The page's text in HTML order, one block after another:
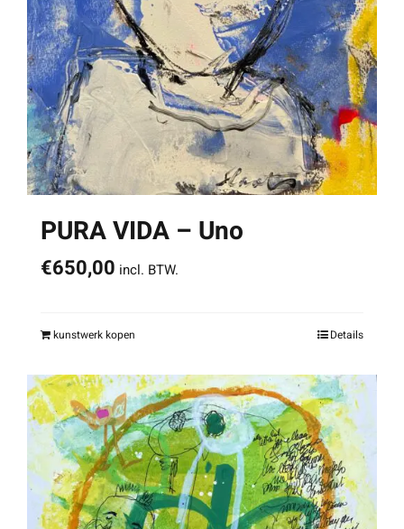
PURA VIDA – Uno
€650,00 incl. BTW.
kunstwerk kopen Details